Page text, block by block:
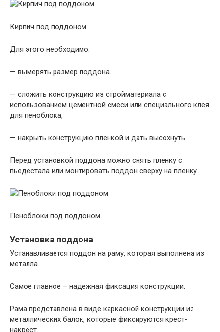
Кирпич под поддоном
Для этого необходимо:
— вымерять размер поддона,
— сложить конструкцию из стройматериала с
использованием цементной смеси или специального клея
для пеноблока,
— накрыть конструкцию пленкой и дать высохнуть.
Перед установкой поддона можно снять пленку с
пьедестала или монтировать поддон сверху на пленку.
Пеноблоки под поддоном
Установка поддона
Устанавливается поддон на раму, которая выполнена из
металла.
Самое главное – надежная фиксация конструкции.
Рама представлена в виде каркасной конструкции из
металлических балок, которые фиксируются крест-
накрест.